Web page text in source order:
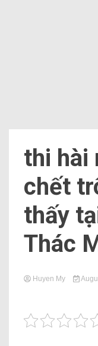
thi hài
chết
thấy
Thác
Huyen My